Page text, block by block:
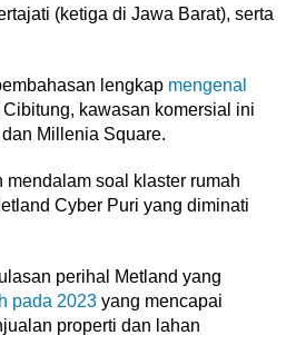
(ketiga di Jawa Barat), serta
lengkap mengenal
kawasan komersial ini
Millenia Square.
soal klaster rumah
Cyber Puri yang diminati
perihal Metland yang
pada 2023 yang mencapai
properti dan lahan